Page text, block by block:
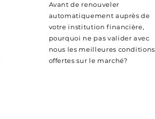
Avant de renouveler
automatiquement auprès de
votre institution financière,
pourquoi ne pas valider avec
nous les meilleures conditions
offertes sur le marché?